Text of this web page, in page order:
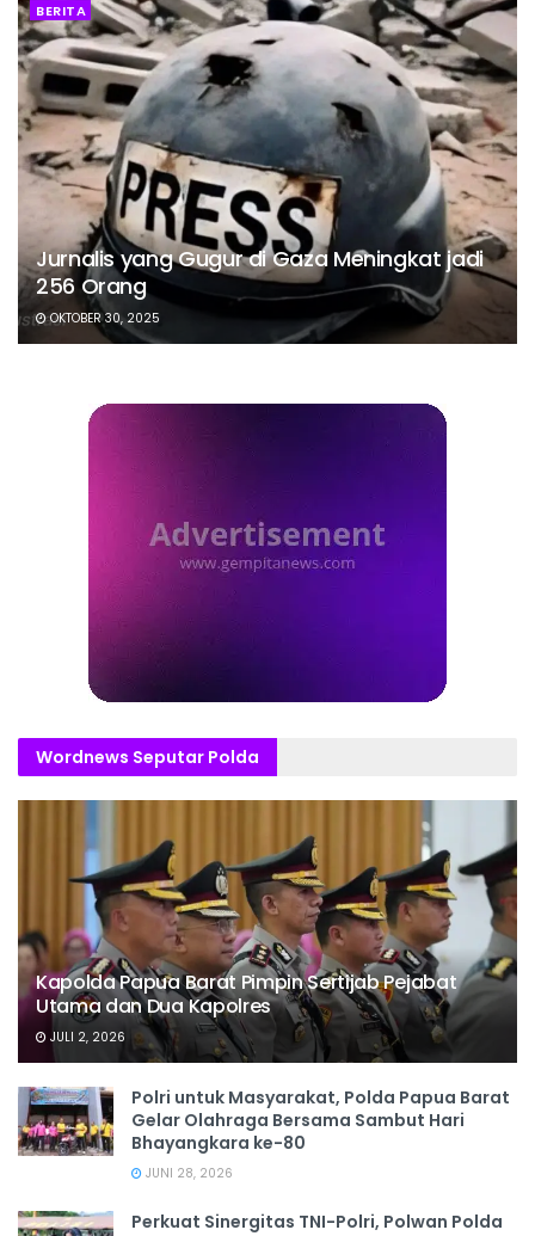
BERITA
Jurnalis yang Gugur di Gaza Meningkat jadi
256 Orang
OKTOBER 30, 2025
Wordnews Seputar Polda
Kapolda Papua Barat Pimpin Sertijab Pejabat
Utama dan Dua Kapolres
JULI 2, 2026
Polri untuk Masyarakat, Polda Papua Barat
Gelar Olahraga Bersama Sambut Hari
Bhayangkara ke-80
JUNI 28, 2026
‎Perkuat Sinergitas TNI-Polri, Polwan Polda